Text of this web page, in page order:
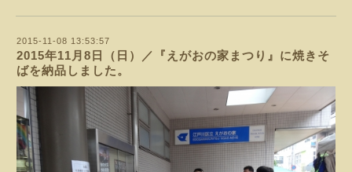
2015-11-08 13:53:57
2015年11月8日（日）／『えがおの家まつり』に焼きそ
ばを納品しました。